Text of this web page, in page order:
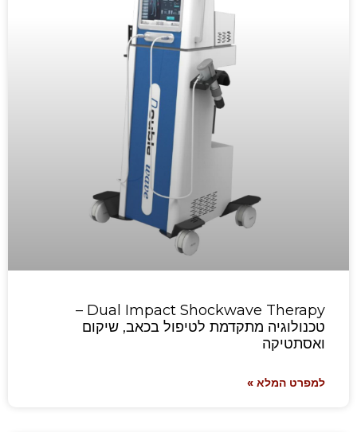
Dual Impact Shockwave Therapy –
טכנולוגיה מתקדמת לטיפול בכאב, שיקום
ואסתטיקה
למפרט המלא »